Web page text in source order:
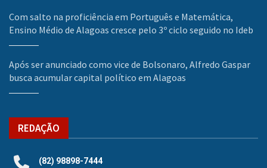
Com salto na proficiência em Português e Matemática,
Ensino Médio de Alagoas cresce pelo 3º ciclo seguido no Ideb
Após ser anunciado como vice de Bolsonaro, Alfredo Gaspar
busca acumular capital político em Alagoas
REDAÇÃO
(82) 98898-7444